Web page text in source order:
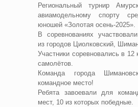
Региональный турнир
авиамодельному спорту
юношей «Золотая осень-2025».
В соревнованиях
из городов Циолковский,
Участники соревновались в
самолётов.
Команда города
командное место!
Ребята завоевали для
мест, 10 из которых победные.